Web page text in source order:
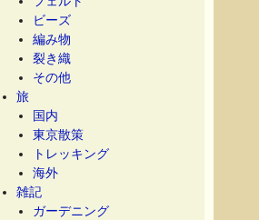
ビーズ
編み物
裂き織
その他
旅
国内
東京散策
トレッキング
海外
雑記
ガーデニング